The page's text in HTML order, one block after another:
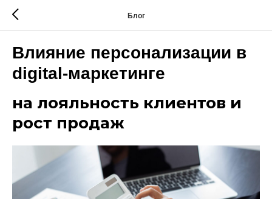
Блог
Влияние персонализации в
digital-маркетинге
на лояльность клиентов и
рост продаж